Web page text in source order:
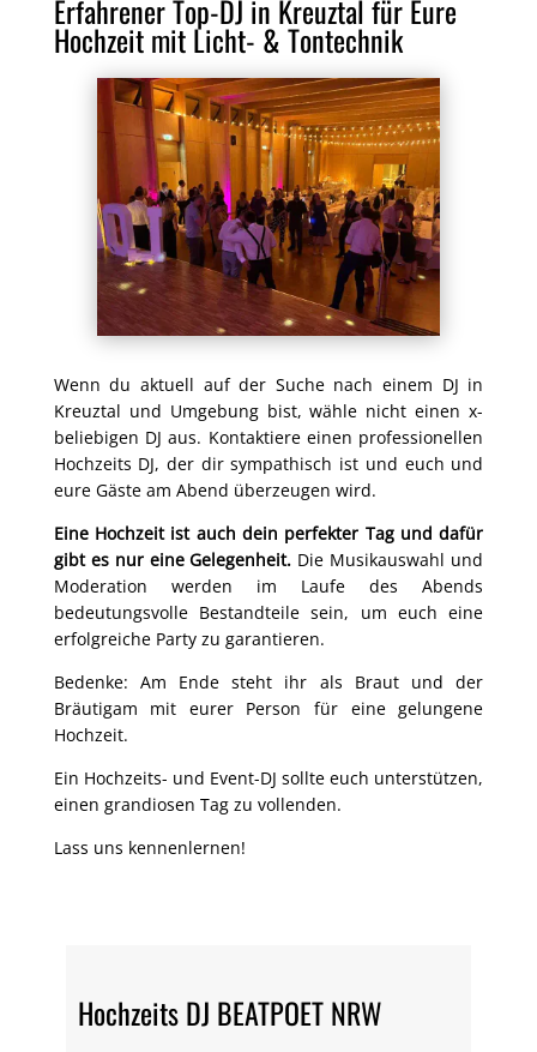
Erfahrener Top-DJ in Kreuztal für Eure
Hochzeit mit Licht- & Tontechnik
Wenn du aktuell auf der Suche nach einem DJ in
Kreuztal und Umgebung bist, wähle nicht einen x-
beliebigen DJ aus. Kontaktiere einen professionellen
Hochzeits DJ, der dir sympathisch ist und euch und
eure Gäste am Abend überzeugen wird.
Eine Hochzeit ist auch dein perfekter Tag und dafür
gibt es nur eine Gelegenheit. Die Musikauswahl und
Moderation werden im Laufe des Abends
bedeutungsvolle Bestandteile sein, um euch eine
erfolgreiche Party zu garantieren.
Bedenke: Am Ende steht ihr als Braut und der
Bräutigam mit eurer Person für eine gelungene
Hochzeit.
Ein Hochzeits- und Event-DJ sollte euch unterstützen,
einen grandiosen Tag zu vollenden.
Lass uns kennenlernen!
Hochzeits DJ BEATPOET NRW